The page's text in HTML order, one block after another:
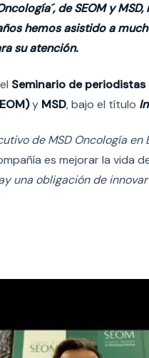
de SEOM y
hemos asistido a
su atención.
Seminario de periodistas
y MSD, bajo el título
de MSD Oncología en
es mejorar la vida
una obligación de